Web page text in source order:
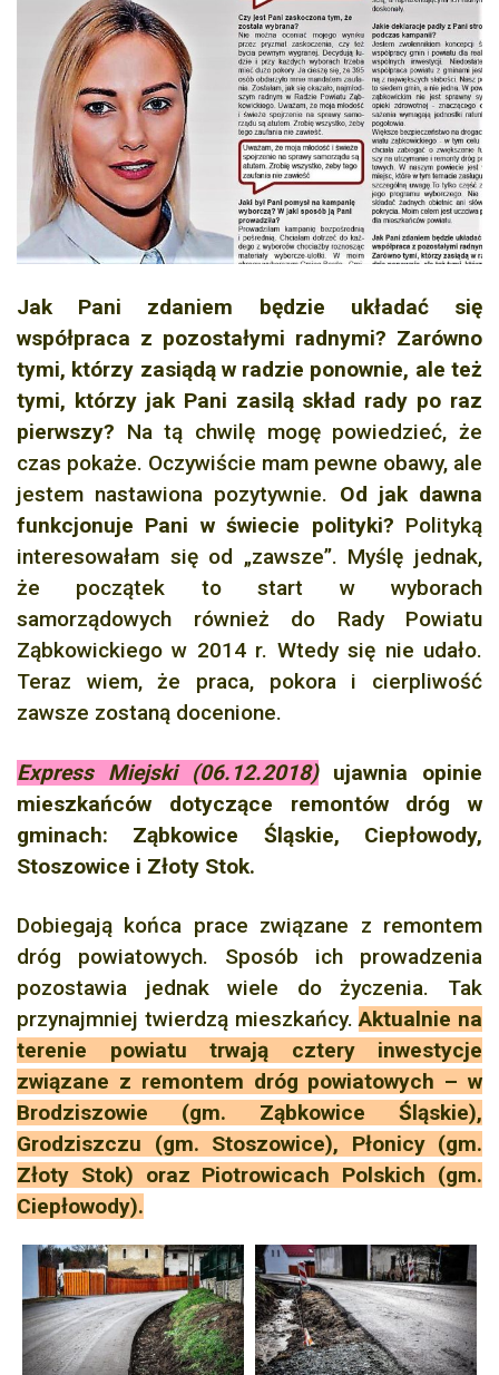
Jak Pani zdaniem będzie układać się
współpraca z pozostałymi radnymi? Zarówno
tymi, którzy zasiądą w radzie ponownie, ale też
tymi, którzy jak Pani zasilą skład rady po raz
pierwszy? Na tą chwilę mogę powiedzieć, że
czas pokaże. Oczywiście mam pewne obawy, ale
jestem nastawiona pozytywnie. Od jak dawna
funkcjonuje Pani w świecie polityki? Polityką
interesowałam się od „zawsze”. Myślę jednak,
że początek to start w wyborach
samorządowych również do Rady Powiatu
Ząbkowickiego w 2014 r. Wtedy się nie udało.
Teraz wiem, że praca, pokora i cierpliwość
zawsze zostaną docenione.
Express Miejski (06.12.2018)ujawnia opinie
mieszkańców dotyczące remontów dróg w
gminach: Ząbkowice Śląskie, Ciepłowody,
Stoszowice i Złoty Stok.
Dobiegają końca prace związane z remontem
dróg powiatowych. Sposób ich prowadzenia
pozostawia jednak wiele do życzenia. Tak
przynajmniej twierdzą mieszkańcy.Aktualnie na
terenie powiatu trwają cztery inwestycje
związane z remontem dróg powiatowych – w
Brodziszowie (gm. Ząbkowice Śląskie),
Grodziszczu (gm. Stoszowice), Płonicy (gm.
Złoty Stok) oraz Piotrowicach Polskich (gm.
Ciepłowody).